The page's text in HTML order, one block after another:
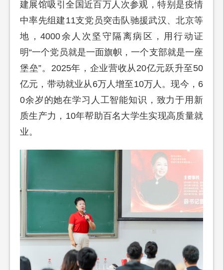
建展馆吸引全国近百万人次参观，特别是疫情
中率先组建11支党员突击队驰援武汉、北京等
地，4000余人次坚守隔离病区，用行动证
明“一个党员就是一面旗帜，一个支部就是一座
堡垒”。2025年，企业营收从20亿元跃升至50
亿元，带动就业从6万人增至10万人。现今，6
0余岁的她在学习人工智能知识，致力于用新
质生产力，10年帮助百名大学生实现高质量就
业。